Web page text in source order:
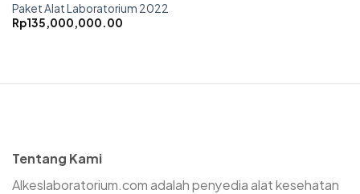
Paket Alat Laboratorium 2022
Rp135,000,000.00
Tentang Kami
Alkeslaboratorium.com adalah penyedia alat kesehatan